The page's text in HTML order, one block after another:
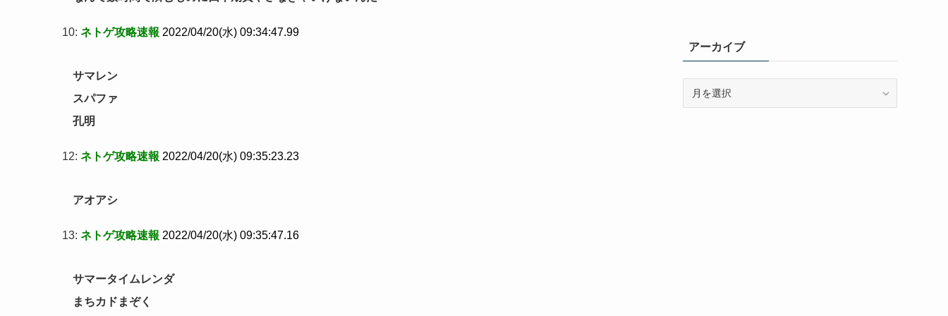
10: ネトゲ攻略速報 2022/04/20(水) 09:34:47.99
サマレン
スパファ
孔明
12: ネトゲ攻略速報 2022/04/20(水) 09:35:23.23
アオアシ
13: ネトゲ攻略速報 2022/04/20(水) 09:35:47.16
サマータイムレンダ
まちカドまぞく
アーカイブ